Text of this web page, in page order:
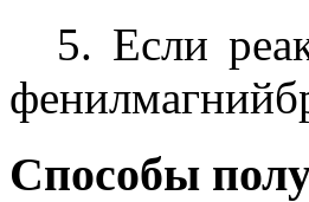
5. Если
Способы